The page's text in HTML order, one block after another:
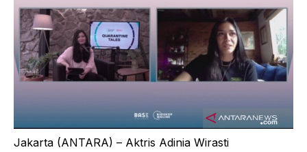
Jakarta (ANTARA) – Aktris Adinia Wirasti